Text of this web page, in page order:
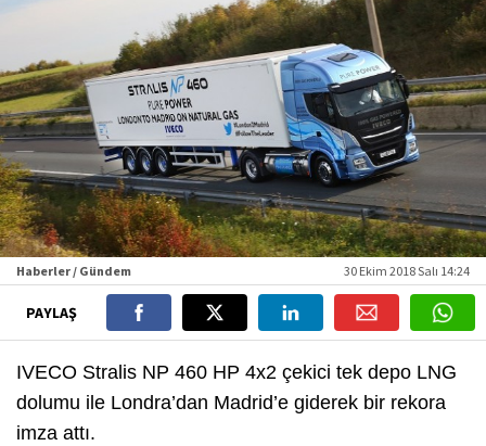
Haberler / Gündem 30 Ekim 2018 Salı 14:24
PAYLAŞ
IVECO Stralis NP 460 HP 4x2 çekici tek depo LNG
dolumu ile Londra’dan Madrid’e giderek bir rekora
imza attı.